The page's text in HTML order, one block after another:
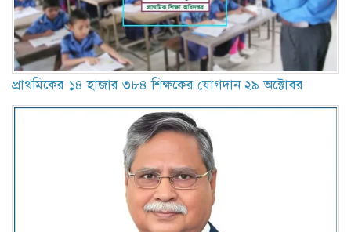
প্রাথমিকের ১৪ হাজার ৩৮৪ শিক্ষকের যোগদান ২৯ অক্টোবর